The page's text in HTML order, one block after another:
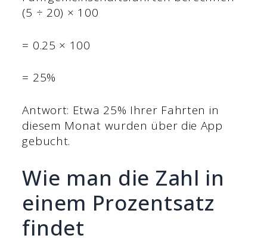
(5 ÷ 20) × 100
= 0.25 × 100
= 25%
Antwort: Etwa 25% Ihrer Fahrten in
diesem Monat wurden über die App
gebucht.
Wie man die Zahl in
einem Prozentsatz
findet